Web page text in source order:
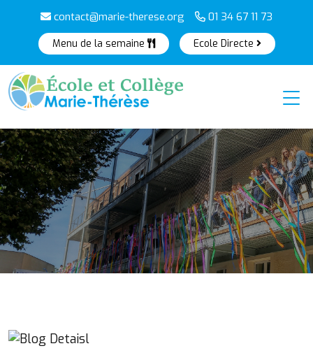
contact@marie-therese.org 01 34 67 11 73
Menu de la semaine Ecole Directe